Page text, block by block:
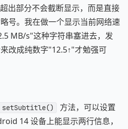
出部分不会截断显示，而是直接
号。我在做一个显示当前网络速
MB/s"这种字符串塞进去，发
改成纯数字"12.5↑"才勉强可
setSubtitle()
方法，可以设置
14 设备上能显示两行信息，